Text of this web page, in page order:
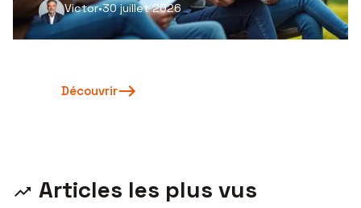
Victor•30 juillet 2026
Découvrir
Articles les plus vus